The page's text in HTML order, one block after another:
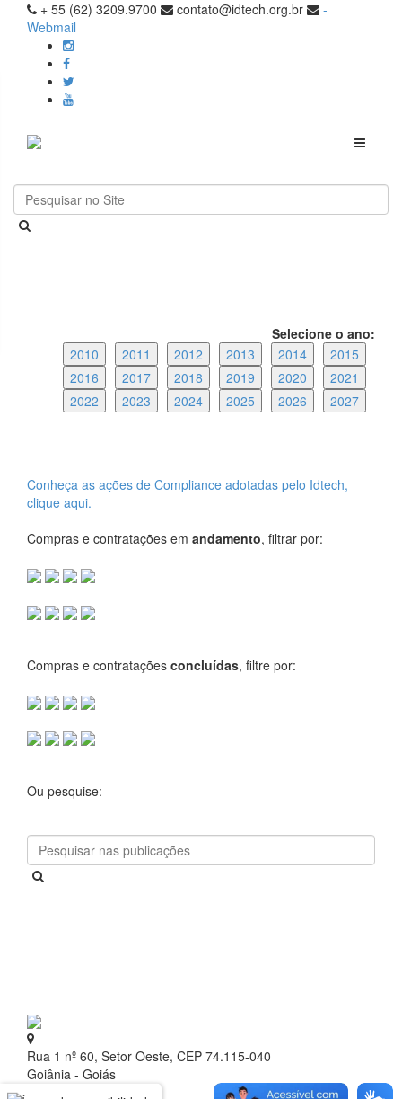
+ 55 (62) 3209.9700 contato@idtech.org.br
-
Webmail
Toggle
Selecione o ano:
2010
2011 2012 2013 2014
2015
2016
2017 2018 2019 2020
2021
2022
2023 2024 2025 2026 2027
Conheça as ações de Compliance adotadas pelo Idtech,
clique aqui.
Compras e contratações em andamento, filtrar por:
Compras e contratações concluídas, filtre por:
Ou pesquise:
Rua 1 nº 60, Setor Oeste, CEP 74.115-040
Goiânia - Goiás